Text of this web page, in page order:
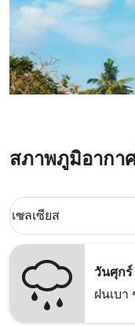
สภาพภูมิอากา
Weather unit option เ
เซลเซียส
keyboard_arrow_down
วันศุกร์
ฝนเบา